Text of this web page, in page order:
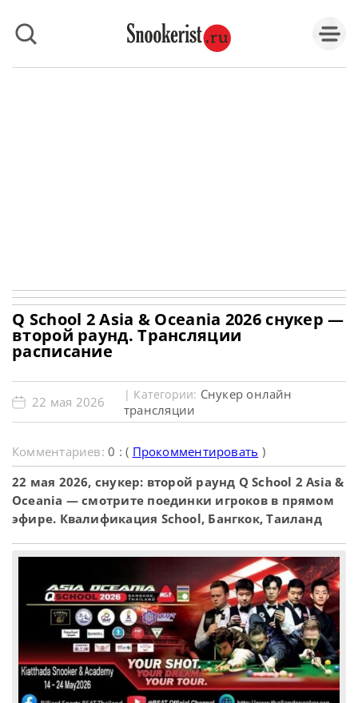
Q School 2 Asia & Oceania 2026 снукер —
второй раунд. Трансляции
расписание
22 мая 2026 | Категории: Снукер онлайн
трансляции
Комментариев:0 : ( Прокомментировать )
22 мая 2026, снукер: второй раунд Q School 2 Asia &
Oceania — смотрите поединки игроков в прямом
эфире. Квалификация School, Бангкок, Таиланд